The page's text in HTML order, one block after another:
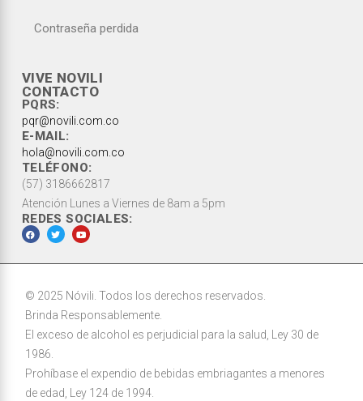
Contraseña perdida
VIVE NOVILI
CONTACTO
PQRS:
pqr@novili.com.co
E-MAIL:
hola@novili.com.co
TELÉFONO:
(57) 3186662817
Atención Lunes a Viernes de 8am a 5pm
REDES SOCIALES:
© 2025 Nóvili. Todos los derechos reservados.
Brinda Responsablemente.
El exceso de alcohol es perjudicial para la salud, Ley 30 de
1986.
Prohíbase el expendio de bebidas embriagantes a menores
de edad, Ley 124 de 1994.